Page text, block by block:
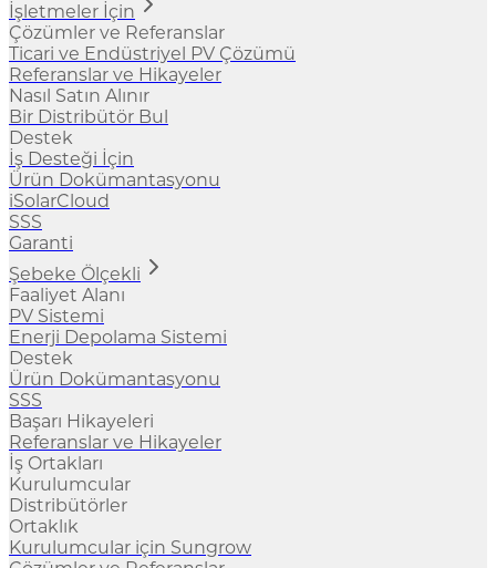
İşletmeler İçin
Çözümler ve Referanslar
Ticari ve Endüstriyel PV Çözümü
Referanslar ve Hikayeler
Nasıl Satın Alınır
Bir Distribütör Bul
Destek
İş Desteği İçin
Ürün Dokümantasyonu
iSolarCloud
SSS
Garanti
Şebeke Ölçekli
Faaliyet Alanı
PV Sistemi
Enerji Depolama Sistemi
Destek
Ürün Dokümantasyonu
SSS
Başarı Hikayeleri
Referanslar ve Hikayeler
İş Ortakları
Kurulumcular
Distribütörler
Ortaklık
Kurulumcular için Sungrow